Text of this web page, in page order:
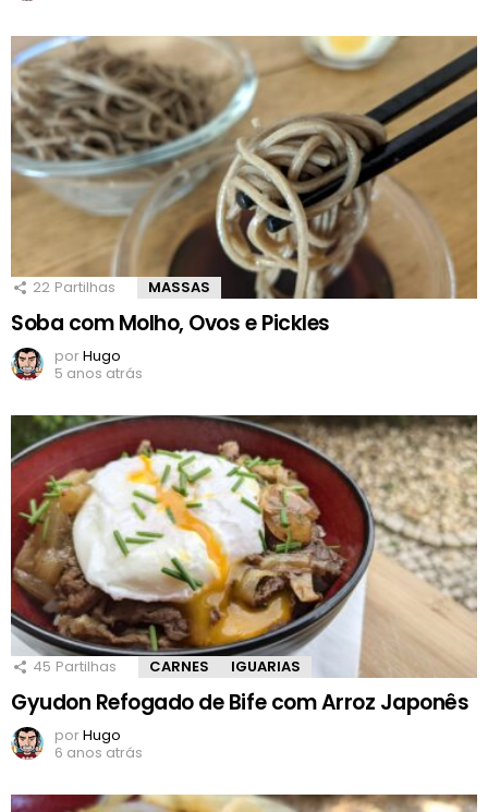
22 Partilhas MASSAS
Soba com Molho, Ovos e Pickles
porHugo
5 anos atrás
45 Partilhas CARNES IGUARIAS
Gyudon Refogado de Bife com Arroz Japonês
porHugo
6 anos atrás